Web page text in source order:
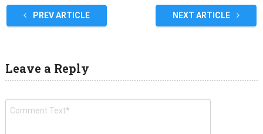
PREV ARTICLE NEXT ARTICLE
Leave a Reply